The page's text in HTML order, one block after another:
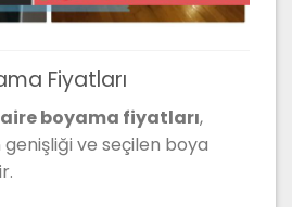
Fiyatları
boyama fiyatları,
ve seçilen boya